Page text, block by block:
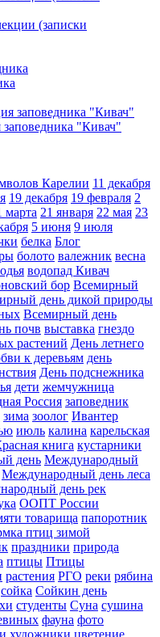
(записки
заповедника "Кивач"
Карелии 11 декабря
19 декабря 19 февраля 2
марта 21 января 22 мая 23
5 июня 9 июля
белка Блог
болото валежник весна
водопад Кивач
бор Всемирный
день дикой природы
Всемирный день
почв выставка гнездо
растений День летнего
к деревьям день
День подснежника
дети жемчужница
Россия заповедник
зима зоолог Ивантер
июль калина карельская
книга кустарники
день Международный
Международный день леса
день рек
ООПТ России
товарища папоротник
птиц зимой
праздники природа
птицы Птицы
растения РГО реки рябина
сойка Сойкин день
студенты Суна сушина
фауна фото